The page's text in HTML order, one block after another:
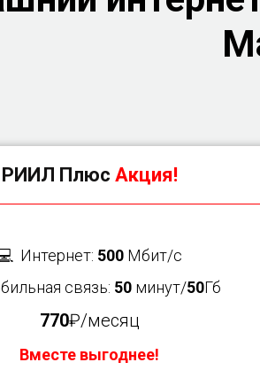
РИИЛ Плюс Акция!
Интернет: 500 Мбит/с
связь: 50 минут/50Гб
770₽/месяц
Вместе выгоднее!